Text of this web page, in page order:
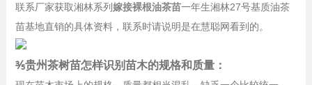
联系厂家获取湘林系列嫁接裸根油茶苗一年生湘林27号基质油茶
苗基地直销的具体资料，联系时请说明是在慧聪网看到的。
⅗贵州茶树苗怎样识别苗木的规格和质量：